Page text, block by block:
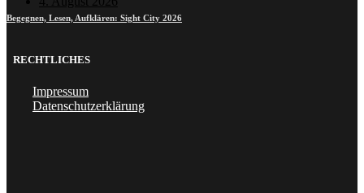
Begegnen, Lesen, Aufklären: Sight City 2026
RECHTLICHES
Impressum
Datenschutzerklärung